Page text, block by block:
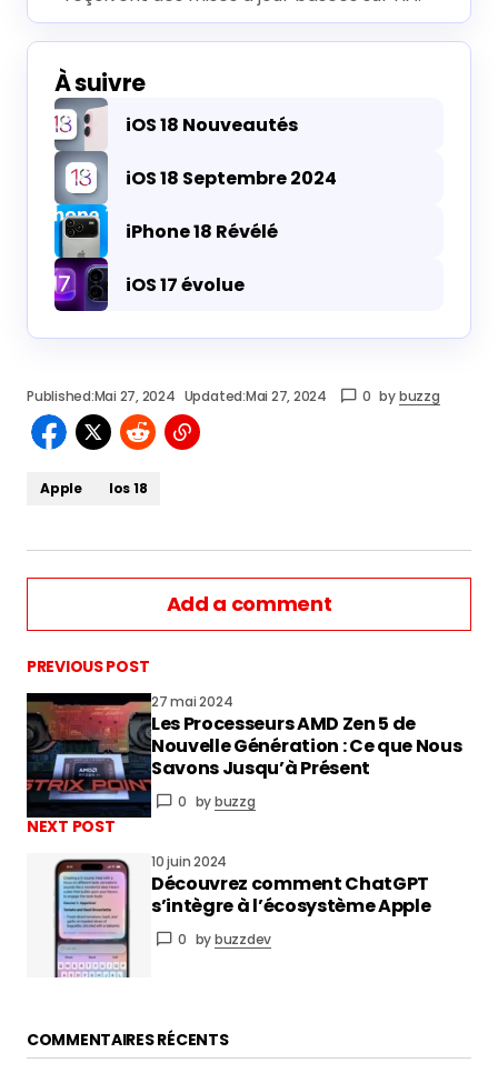
À suivre
iOS 18 Nouveautés
iOS 18 Septembre 2024
iPhone 18 Révélé
iOS 17 évolue
Published:Mai 27, 2024 Updated:Mai 27, 2024 0 bybuzzg
Apple Ios 18
Add a comment
vous connecter
PREVIOUS POST
27 mai 2024
Les Processeurs AMD Zen 5 de
Nouvelle Génération : Ce que Nous
Savons Jusqu’à Présent
0 bybuzzg
NEXT POST
10 juin 2024
Découvrez comment ChatGPT
s’intègre à l’écosystème Apple
0 bybuzzdev
COMMENTAIRES RÉCENTS